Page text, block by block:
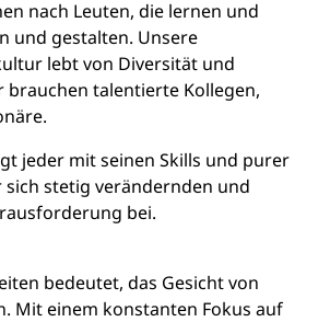
nach Leuten, die lernen und
und gestalten. Unsere
lebt von Diversität und
brauchen talentierte Kollegen,
jeder mit seinen Skills und purer
sich stetig verändernden und
bei.
bedeutet, das Gesicht von
Mit einem konstanten Fokus auf